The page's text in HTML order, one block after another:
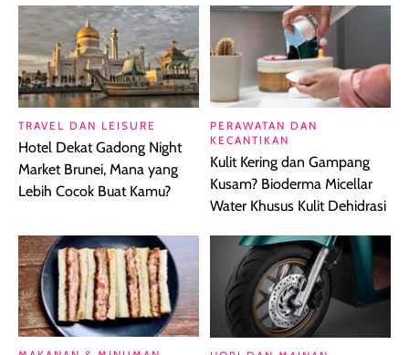
TRAVEL DAN LEISURE
Hotel Dekat Gadong Night
Market Brunei, Mana yang
Lebih Cocok Buat Kamu?
PERAWATAN DAN
KECANTIKAN
Kulit Kering dan Gampang
Kusam? Bioderma Micellar
Water Khusus Kulit Dehidrasi